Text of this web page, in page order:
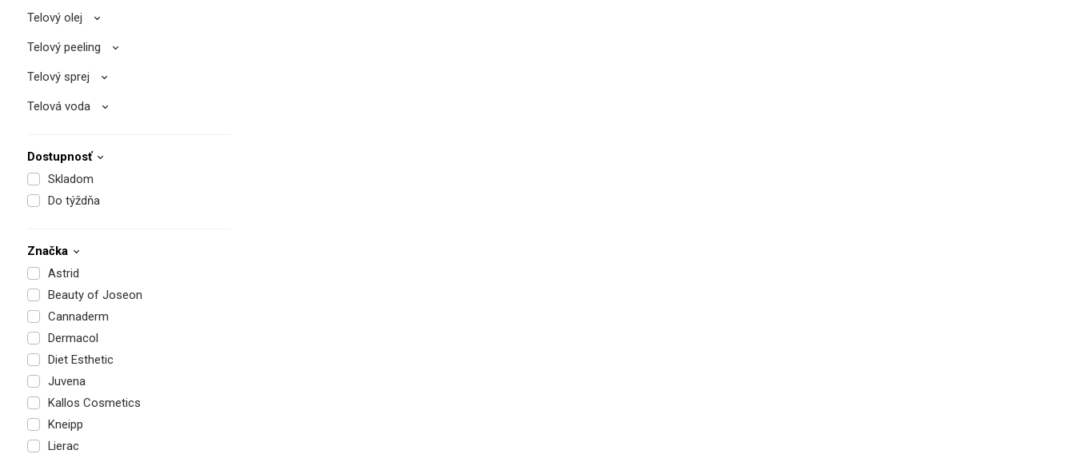
Telový olej
Telový peeling
Telový sprej
Telová voda
Dostupnosť
Skladom
Do týždňa
Značka
Astrid
Beauty of Joseon
Cannaderm
Dermacol
Diet Esthetic
Juvena
Kallos Cosmetics
Kneipp
Lierac